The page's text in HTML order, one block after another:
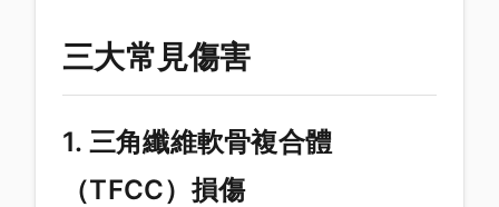
三大常見傷害
1. 三角纖維軟骨複合體
（TFCC）損傷